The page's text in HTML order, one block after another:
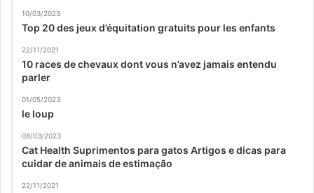
10/03/2023
Top 20 des jeux d’équitation gratuits pour les enfants
22/11/2021
10 races de chevaux dont vous n’avez jamais entendu
parler
01/05/2023
le loup
08/03/2023
Cat Health Suprimentos para gatos Artigos e dicas para
cuidar de animais de estimação
22/11/2021